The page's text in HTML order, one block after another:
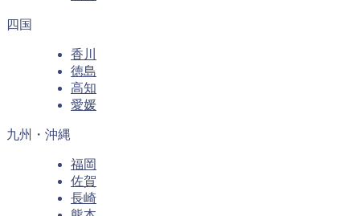
四国
香川
徳島
高知
愛媛
九州・沖縄
福岡
佐賀
長崎